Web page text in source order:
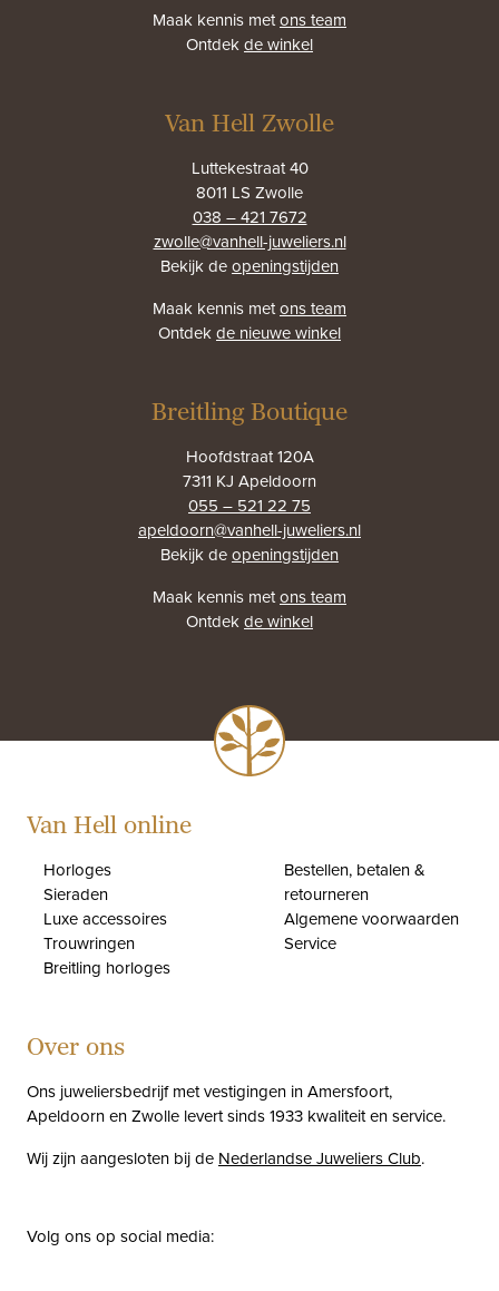
Maak kennis metons team
Ontdekde winkel
Van Hell Zwolle
Luttekestraat 40
8011 LS Zwolle
038 – 421 7672
zwolle@vanhell-juweliers.nl
Bekijk deopeningstijden
Maak kennis metons team
Ontdekde nieuwe winkel
Breitling Boutique
Hoofdstraat 120A
7311 KJ Apeldoorn
055 – 521 22 75
apeldoorn@vanhell-juweliers.nl
Bekijk deopeningstijden
Maak kennis metons team
Ontdekde winkel
Van Hell online
Horloges
Sieraden
Luxe accessoires
Trouwringen
Breitling horloges
Bestellen, betalen &
retourneren
Algemene voorwaarden
Service
Over ons
Ons juweliersbedrijf met vestigingen in Amersfoort,
Apeldoorn en Zwolle levert sinds 1933 kwaliteit en service.
Wij zijn aangesloten bij de Nederlandse Juweliers Club.
Volg ons op social media: